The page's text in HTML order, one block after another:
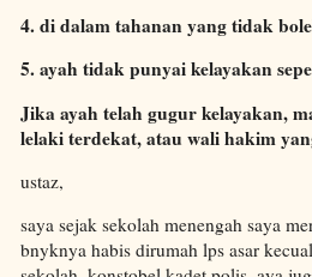
4. di dalam tahanan yang tidak
5. ayah tidak punyai kelayakan
Jika ayah telah gugur kelayakan,
lelaki terdekat, atau wali hakim
ustaz,
saya sejak sekolah menengah saya
bnyknya habis dirumah lps asar